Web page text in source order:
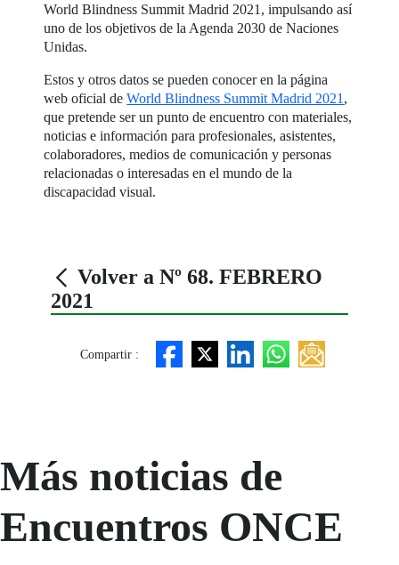
World Blindness Summit Madrid 2021, impulsando así
uno de los objetivos de la Agenda 2030 de Naciones
Unidas.
Estos y otros datos se pueden conocer en la página
web oficial deWorld Blindness Summit Madrid 2021,
que pretende ser un punto de encuentro con materiales,
noticias e información para profesionales, asistentes,
colaboradores, medios de comunicación y personas
relacionadas o interesadas en el mundo de la
discapacidad visual.
Volver a Nº 68. FEBRERO
2021
Compartir :
Más noticias de
Encuentros ONCE